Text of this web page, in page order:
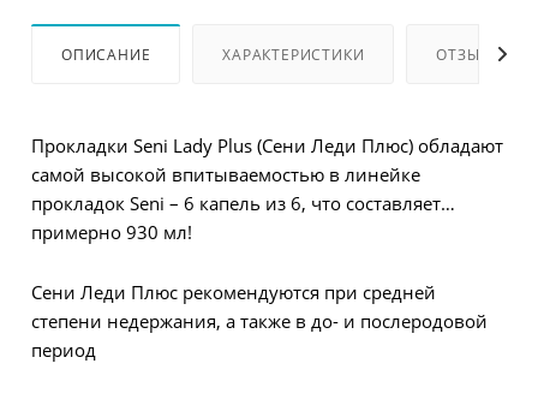
ОПИСАНИЕ ХАРАКТЕРИСТИКИ ОТЗЫВЫ
Прокладки Seni Lady Plus (Сени Леди Плюс) обладают
самой высокой впитываемостью в линейке
прокладок Seni – 6 капель из 6, что составляет
примерно 930 мл!
Сени Леди Плюс рекомендуются при средней
степени недержания, а также в до- и послеродовой
период